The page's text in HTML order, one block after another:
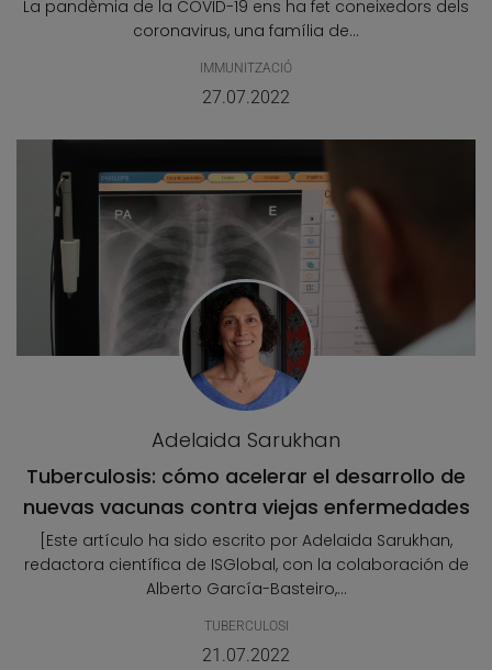
La pandèmia de la COVID-19 ens ha fet coneixedors dels
coronavirus, una família de...
IMMUNITZACIÓ
27.07.2022
Adelaida Sarukhan
Tuberculosis: cómo acelerar el desarrollo de
nuevas vacunas contra viejas enfermedades
[Este artículo ha sido escrito por Adelaida Sarukhan,
redactora científica de ISGlobal, con la colaboración de
Alberto García-Basteiro,...
TUBERCULOSI
21.07.2022